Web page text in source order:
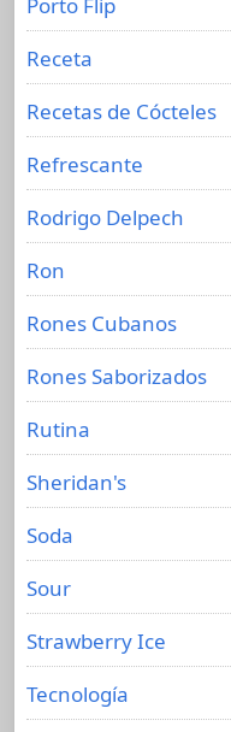
Receta
Recetas de Cócteles
Refrescante
Rodrigo Delpech
Ron
Rones Cubanos
Rones Saborizados
Rutina
Sheridan's
Soda
Sour
Strawberry Ice
Tecnología